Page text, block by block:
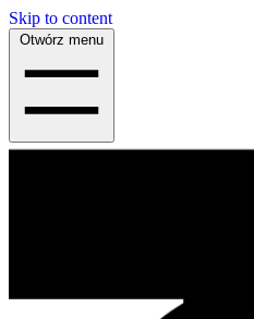
Skip to content
Otwórz menu